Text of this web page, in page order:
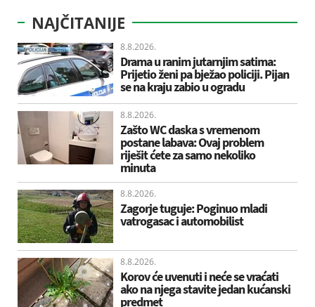
NAJČITANIJE
8.8.2026.
Drama u ranim jutarnjim satima:
Prijetio ženi pa bježao policiji. Pijan
se na kraju zabio u ogradu
8.8.2026.
Zašto WC daska s vremenom
postane labava: Ovaj problem
riješit ćete za samo nekoliko
minuta
8.8.2026.
Zagorje tuguje: Poginuo mladi
vatrogasac i automobilist
8.8.2026.
Korov će uvenuti i neće se vraćati
ako na njega stavite jedan kućanski
predmet